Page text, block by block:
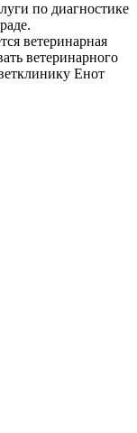
по диагностике
ветеринарная
ветеринарного
Енот